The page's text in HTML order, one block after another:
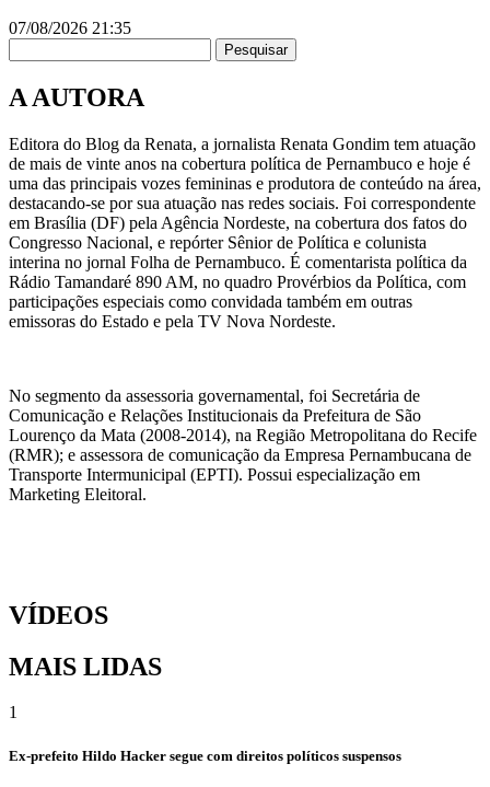
07/08/2026 21:35
Pesquisar
A AUTORA
Editora do Blog da Renata, a jornalista Renata Gondim tem atuação
de mais de vinte anos na cobertura política de Pernambuco e hoje é
uma das principais vozes femininas e produtora de conteúdo na área,
destacando-se por sua atuação nas redes sociais. Foi correspondente
em Brasília (DF) pela Agência Nordeste, na cobertura dos fatos do
Congresso Nacional, e repórter Sênior de Política e colunista
interina no jornal Folha de Pernambuco. É comentarista política da
Rádio Tamandaré 890 AM, no quadro Provérbios da Política, com
participações especiais como convidada também em outras
emissoras do Estado e pela TV Nova Nordeste.
No segmento da assessoria governamental, foi Secretária de
Comunicação e Relações Institucionais da Prefeitura de São
Lourenço da Mata (2008-2014), na Região Metropolitana do Recife
(RMR); e assessora de comunicação da Empresa Pernambucana de
Transporte Intermunicipal (EPTI). Possui especialização em
Marketing Eleitoral.
VÍDEOS
MAIS LIDAS
1
Ex-prefeito Hildo Hacker segue com direitos políticos suspensos